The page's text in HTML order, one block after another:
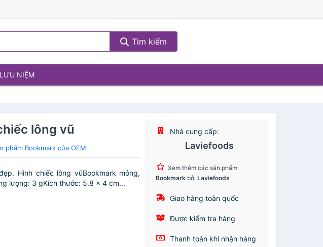
Tìm kiếm
NIỆM
lông vũ
phẩm Bookmark của OEM
Hình chiếc lông vũBookmark mỏng,
lượng: 3 gKích thước: 5.8 × 4 cm...
Nhà cung cấp:
Laviefoods
Xem thêm các sản phẩm
Bookmark bởiLaviefoods
Giao hàng toàn quốc
Được kiểm tra hàng
Thanh toán khi nhận hàng